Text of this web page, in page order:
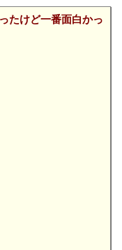
たけど一番面白かっ